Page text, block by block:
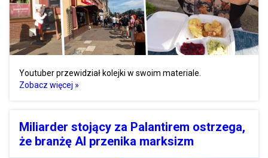
Youtuber przewidział kolejki w swoim materiale.
Zobacz więcej »
Miliarder stojący za Palantirem ostrzega,
że branżę AI przenika marksizm